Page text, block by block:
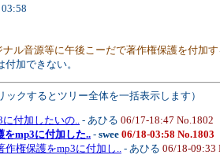
03:58
ナル音源等に午後こーだで著作権保護を付加
加できない。
ックするとツリー全体を一括表示します）
付加したいの.. - あひる 06/17-18:47 No.1802
をmp3に付加した..- swee 06/18-03:58 No.1803
作権保護をmp3に付加し..
- あひる 06/18-09:33